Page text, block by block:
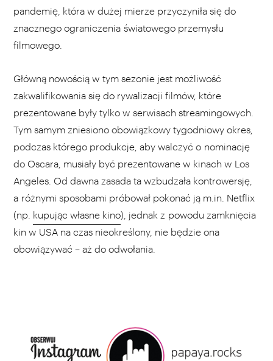
pandemię, która w dużej mierze przyczyniła się do
znacznego ograniczenia światowego przemysłu
filmowego.
Główną nowością w tym sezonie jest możliwość
zakwalifikowania się do rywalizacji filmów, które
prezentowane były tylko w serwisach streamingowych.
Tym samym zniesiono obowiązkowy tygodniowy okres,
podczas którego produkcje, aby walczyć o nominację
do Oscara, musiały być prezentowane w kinach w Los
Angeles. Od dawna zasada ta wzbudzała kontrowersję,
a różnymi sposobami próbował pokonać ją m.in. Netflix
(np. kupując własne kino), jednak z powodu zamknięcia
kin w USA na czas nieokreślony, nie będzie ona
obowiązywać – aż do odwołania.